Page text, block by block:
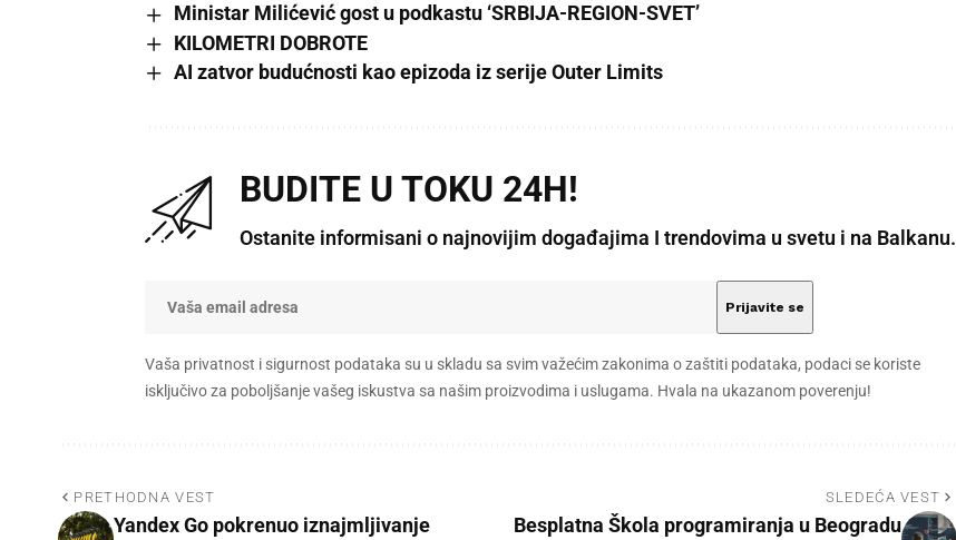
Ministar Milićević gost u podkastu ‘SRBIJA-REGION-SVET’
KILOMETRI DOBROTE
AI zatvor budućnosti kao epizoda iz serije Outer Limits
BUDITE U TOKU 24H!
Ostanite informisani o najnovijim događajima I trendovima u svetu i na Balkanu.
Vaša privatnost i sigurnost podataka su u skladu sa svim važećim zakonima o zaštiti podataka, podaci se koriste
isključivo za poboljšanje vašeg iskustva sa našim proizvodima i uslugama. Hvala na ukazanom poverenju!
PRETHODNA VEST
Yandex Go pokrenuo iznajmljivanje
SLEDEĆA VEST
Besplatna Škola programiranja u Beogradu